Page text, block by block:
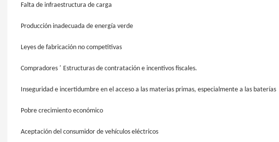
Falta de infraestructura de carga
Producción inadecuada de energía verde
Leyes de fabricación no competitivas
Compradores ’ Estructuras de contratación e incentivos fiscales.
Inseguridad e incertidumbre en el acceso a las materias primas, especialmente a las baterías
Pobre crecimiento económico
Aceptación del consumidor de vehículos eléctricos